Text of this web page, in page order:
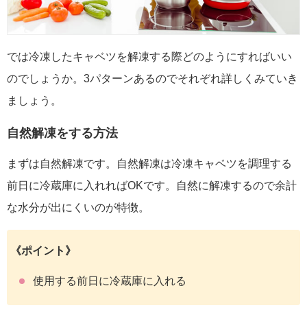
では冷凍したキャベツを解凍する際どのようにすればいい
のでしょうか。3パターンあるのでそれぞれ詳しくみていき
ましょう。
自然解凍をする方法
まずは自然解凍です。自然解凍は冷凍キャベツを調理する
前日に冷蔵庫に入れればOKです。自然に解凍するので余計
な水分が出にくいのが特徴。
《ポイント》
使用する前日に冷蔵庫に入れる